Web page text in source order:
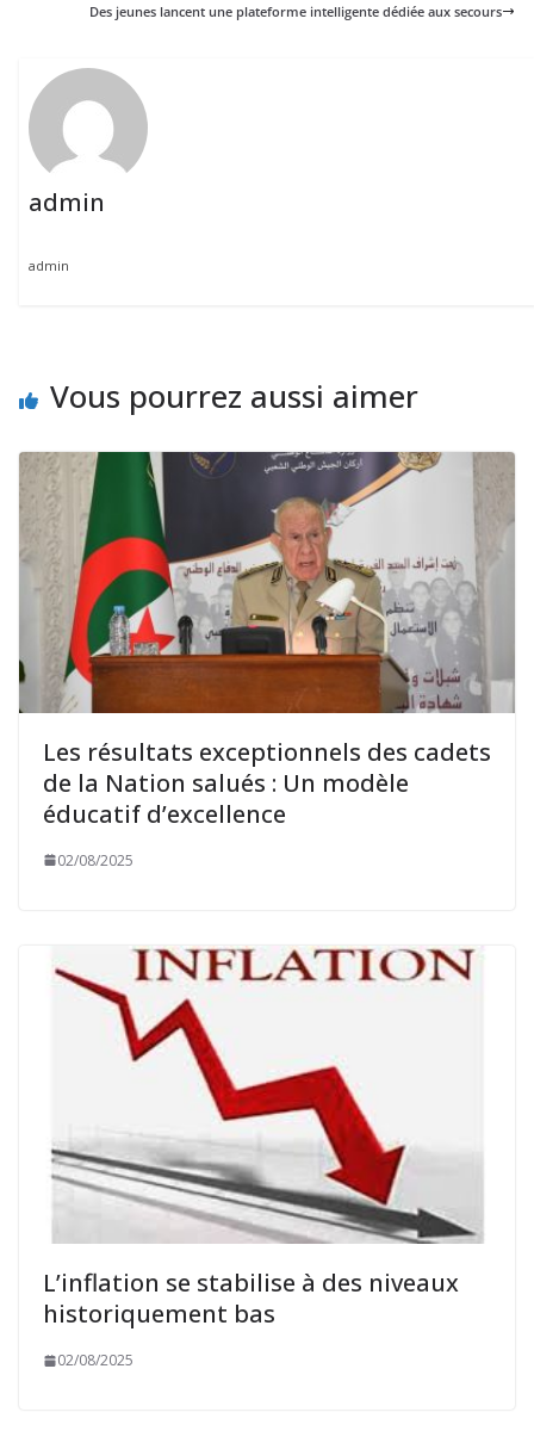
Des jeunes lancent une plateforme intelligente dédiée aux secours
admin
admin
Vous pourrez aussi aimer
Les résultats exceptionnels des cadets
de la Nation salués : Un modèle
éducatif d’excellence
02/08/2025
L’inflation se stabilise à des niveaux
historiquement bas
02/08/2025